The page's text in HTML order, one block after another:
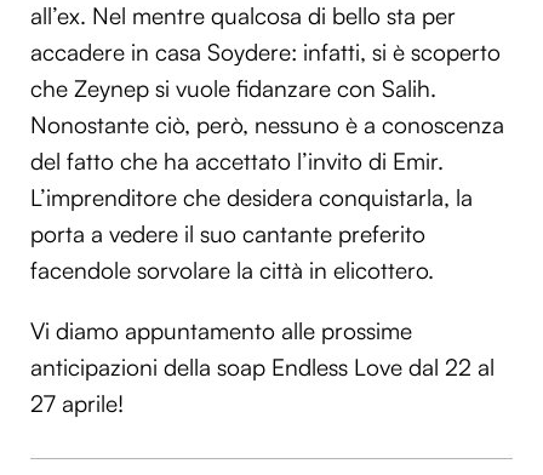
all’ex. Nel mentre qualcosa di bello sta per
accadere in casa Soydere: infatti, si è scoperto
che Zeynep si vuole fidanzare con Salih.
Nonostante ciò, però, nessuno è a conoscenza
del fatto che ha accettato l’invito di Emir.
L’imprenditore che desidera conquistarla, la
porta a vedere il suo cantante preferito
facendole sorvolare la città in elicottero.
Vi diamo appuntamento alle prossime
anticipazioni della soap Endless Love dal 22 al
27 aprile!